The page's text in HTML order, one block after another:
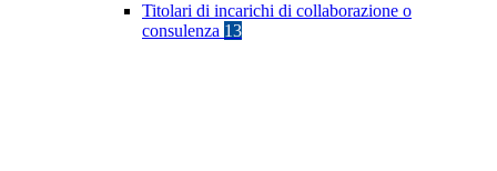
Titolari di incarichi di collaborazione o
consulenza 13